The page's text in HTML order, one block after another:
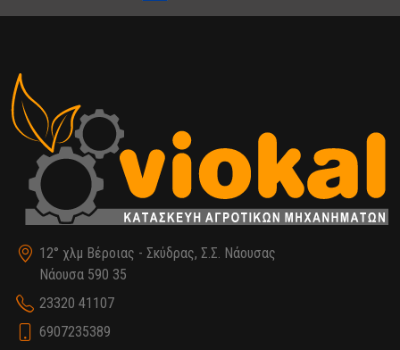
12° χλμ Βέροιας - Σκύδρας, Σ.Σ. Νάουσας
Νάουσα 590 35
23320 41107
6907235389